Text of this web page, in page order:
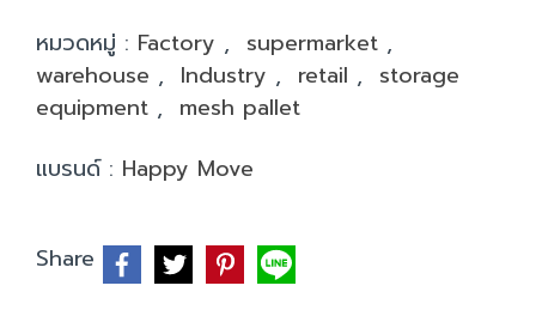
หมวดหมู่ : Factory , supermarket ,
warehouse , Industry , retail , storage
equipment , mesh pallet
แบรนด์ : Happy Move
Share